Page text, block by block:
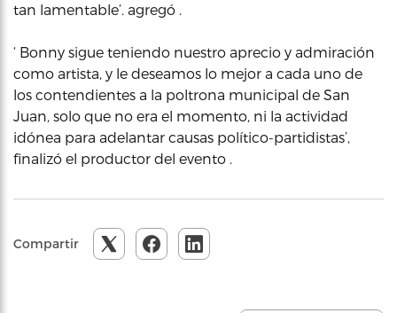
tan lamentable’. agregó .
‘ Bonny sigue teniendo nuestro aprecio y admiración
como artista, y le deseamos lo mejor a cada uno de
los contendientes a la poltrona municipal de San
Juan, solo que no era el momento, ni la actividad
idónea para adelantar causas político-partidistas’,
finalizó el productor del evento .
Compartir